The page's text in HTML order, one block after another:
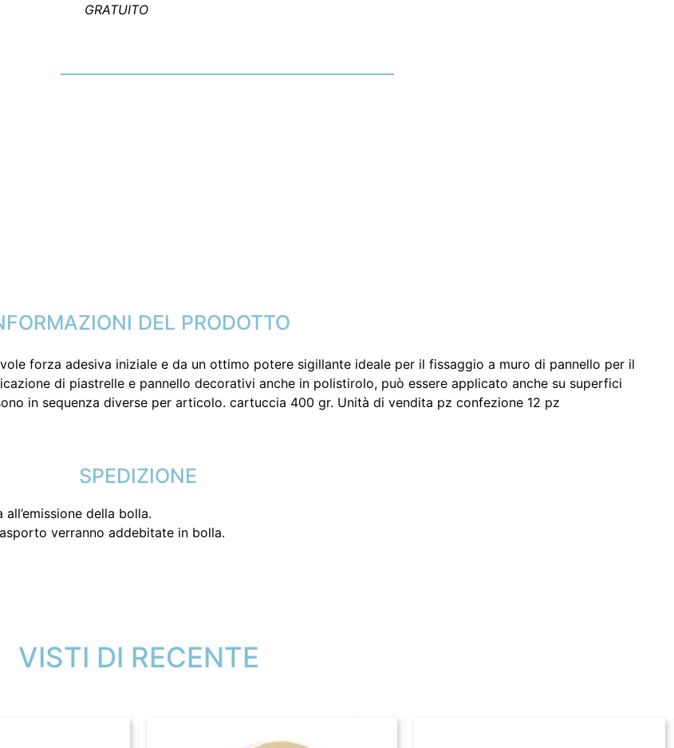
GRATUITO
DEL PRODOTTO
forza adesiva iniziale e da un ottimo potere sigillante ideale per il fissaggio a muro di pannello per il
di piastrelle e pannello decorativi anche in polistirolo, può essere applicato anche su superfici
in sequenza diverse per articolo. cartuccia 400 gr. Unità di vendita pz confezione 12 pz
SPEDIZIONE
della bolla.
verranno addebitate in bolla.
VISTI DI RECENTE